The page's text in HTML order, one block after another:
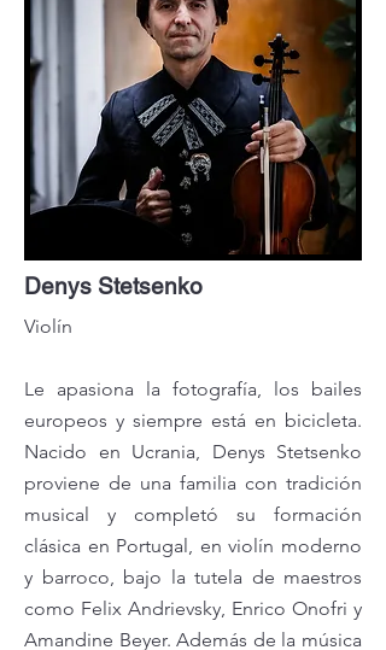
Denys Stetsenko
Violín
Le apasiona la fotografía, los bailes
europeos y siempre está en bicicleta.
Nacido en Ucrania, Denys Stetsenko
proviene de una familia con tradición
musical y completó su formación
clásica en Portugal, en violín moderno
y barroco, bajo la tutela de maestros
como Felix Andrievsky, Enrico Onofri y
Amandine Beyer. Además de la música